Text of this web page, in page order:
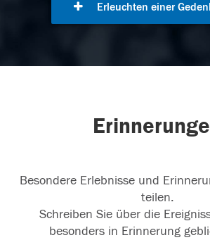
Erleuchten einer
Besondere Erlebnisse und
teilen.
Schreiben Sie über die
besonders in Erinnerung